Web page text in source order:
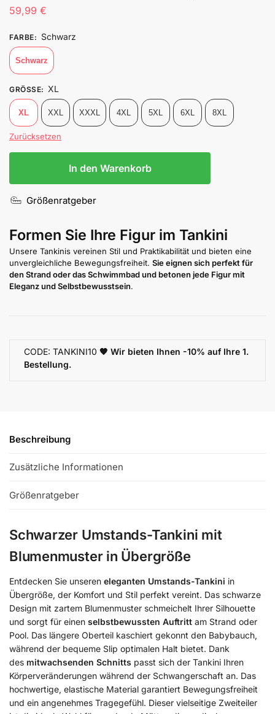
59,99 €
FARBE: Schwarz
Schwarz
GRÖSSE : XL
XL XXL XXXL 4XL 5XL 6XL 8XL
Zurücksetzen
In den Warenkorb
Größenratgeber
Formen Sie Ihre Figur im Tankini
Unsere Tankinis vereinen Stil und Praktikabilität und bieten eine
unvergleichliche Bewegungsfreiheit. Sie eignen sich perfekt für
den Strand oder das Schwimmbad und betonen jede Figur mit
Eleganz und Selbstbewusstsein.
CODE: TANKINI10 🧡 Wir bieten Ihnen -10% auf Ihre 1.
Bestellung.
Beschreibung
Zusätzliche Informationen
Größenratgeber
Schwarzer Umstands-Tankini mit
Blumenmuster in Übergröße
Entdecken Sie unseren eleganten Umstands-Tankini in
Übergröße, der Komfort und Stil perfekt vereint. Das schwarze
Design mit zartem Blumenmuster schmeichelt Ihrer Silhouette
und sorgt für einen selbstbewussten Auftritt am Strand oder
Pool. Das längere Oberteil kaschiert gekonnt den Babybauch,
während der bequeme Slip optimalen Halt bietet. Dank
des mitwachsenden Schnitts passt sich der Tankini Ihren
Körperveränderungen während der Schwangerschaft an. Das
hochwertige, elastische Material garantiert Bewegungsfreiheit
und ein angenehmes Tragegefühl. Dieser vielseitige Zweiteiler